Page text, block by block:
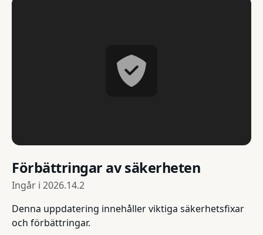
Förbättringar av säkerheten
Ingår i 2026.14.2
Denna uppdatering innehåller viktiga säkerhetsfixar
och förbättringar.